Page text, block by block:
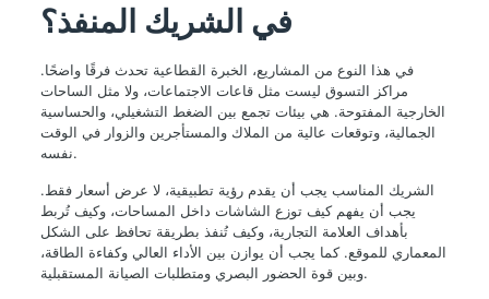
في الشريك المنفذ؟
في هذا النوع من المشاريع، الخبرة القطاعية تحدث فرقًا واضحًا.
مراكز التسوق ليست مثل قاعات الاجتماعات، ولا مثل الساحات
الخارجية المفتوحة. هي بيئات تجمع بين الضغط التشغيلي، والحساسية
الجمالية، وتوقعات عالية من الملاك والمستأجرين والزوار في الوقت
نفسه.
الشريك المناسب يجب أن يقدم رؤية تطبيقية، لا عرض أسعار فقط.
يجب أن يفهم كيف توزع الشاشات داخل المساحات، وكيف تُربط
بأهداف العلامة التجارية، وكيف تُنفذ بطريقة تحافظ على الشكل
المعماري للموقع. كما يجب أن يوازن بين الأداء العالي وكفاءة الطاقة،
وبين قوة الحضور البصري ومتطلبات الصيانة المستقبلية.